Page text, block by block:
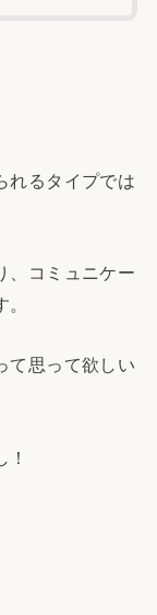
れるタイプでは
、コミュニケー
て思って欲しい